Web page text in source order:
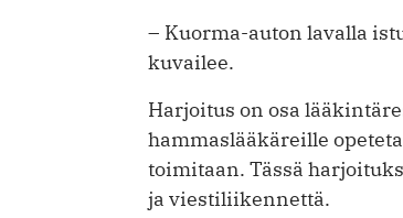
– Kuorma-auton lavalla
kuvailee.
Harjoitus on osa
hammaslääkäreille
toimitaan. Tässä
ja viestiliikennettä.